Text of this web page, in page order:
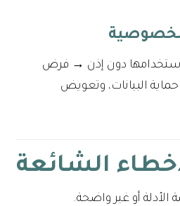
استخدامها دون إذن → فرض
البيانات، وتعويض
الشائعة
أو غير واضحة.